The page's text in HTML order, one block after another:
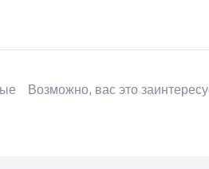
Возможно, вас это